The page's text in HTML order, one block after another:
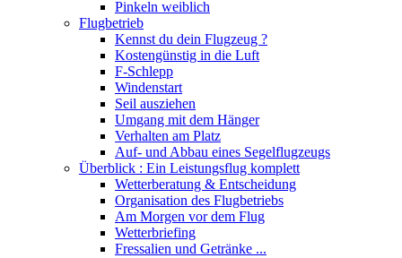
Pinkeln weiblich
Flugbetrieb
Kennst du dein Flugzeug ?
Kostengünstig in die Luft
F-Schlepp
Windenstart
Seil ausziehen
Umgang mit dem Hänger
Verhalten am Platz
Auf- und Abbau eines Segelflugzeugs
Überblick : Ein Leistungsflug komplett
Wetterberatung & Entscheidung
Organisation des Flugbetriebs
Am Morgen vor dem Flug
Wetterbriefing
Fressalien und Getränke ...